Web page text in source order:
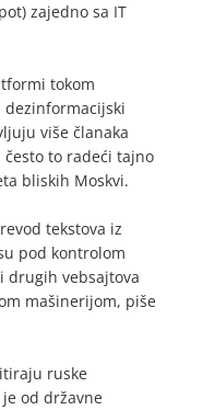
zajedno sa IT
tokom
više članaka
često to radeći tajno
bliskih Moskvi.
tekstova iz
pod kontrolom
drugih vebsajtova
mašinerijom, piše
ruske
od državne